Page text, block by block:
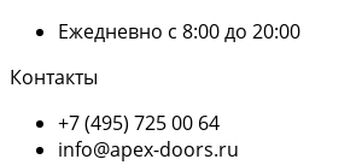
Ежедневно с 8:00 до 20:00
Контакты
+7 (495) 725 00 64
info@apex-doors.ru